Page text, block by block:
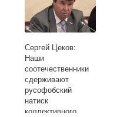
Сергей Цеков:
Наши
соотечественники
сдерживают
русофобский
натиск
коллективного